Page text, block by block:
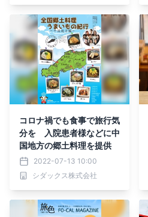
コロナ禍でも食事で旅行気
分を 入院患者様などに中
国地方の郷土料理を提供
2022-07-13 10:00
シダックス株式会社